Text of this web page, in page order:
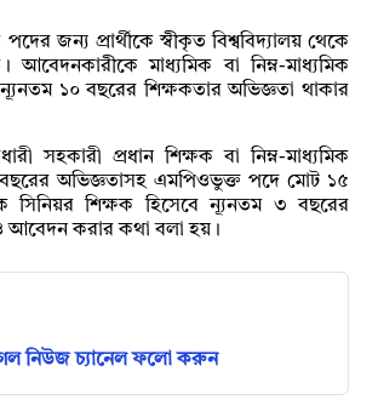
জন্য প্রার্থীকে স্বীকৃত বিশ্ববিদ্যালয় থেকে
মাধ্যমিক বা নিম্ন-মাধ্যমিক
১০ বছরের শিক্ষকতার অভিজ্ঞতা থাকার
সহকারী প্রধান শিক্ষক বা নিম্ন-মাধ্যমিক
বছরের অভিজ্ঞতাসহ এমপিওভুক্ত পদে মোট ১৫
সিনিয়র শিক্ষক হিসেবে ন্যূনতম ৩ বছরের
আবেদন করার কথা বলা হয়।
নিউজ চ্যানেল ফলো করুন